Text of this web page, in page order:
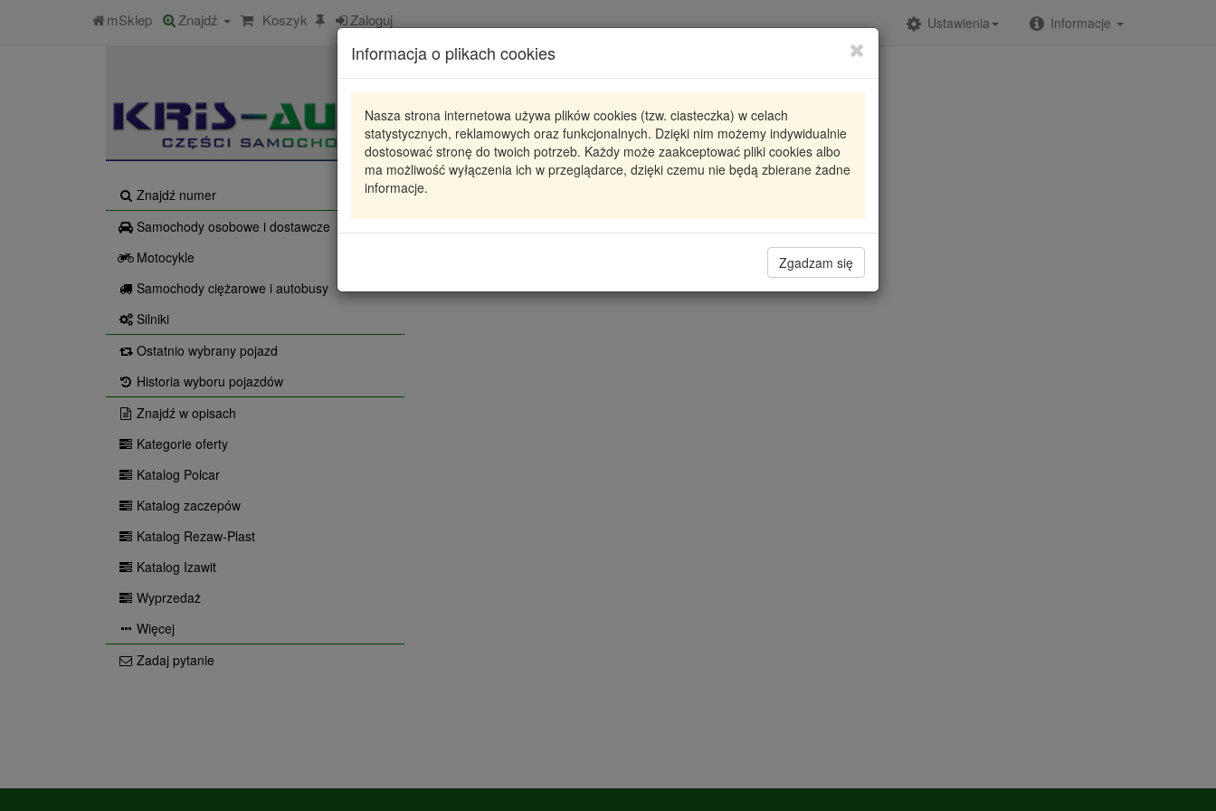
mSklep Znajdź Koszyk Zaloguj Informacje
Ustawienia
Informacja o plikach cookies
Nasza strona internetowa używa plików cookies (tzw. ciasteczka) w celach
statystycznych, reklamowych oraz funkcjonalnych. Dzięki nim możemy indywidualnie
dostosować stronę do twoich potrzeb. Każdy może zaakceptować pliki cookies albo
ma możliwość wyłączenia ich w przeglądarce, dzięki czemu nie będą zbierane żadne
informacje.
Zgadzam się
Znajdź numer
Samochody osobowe i dostawcze
Motocykle
Samochody ciężarowe i autobusy
Silniki
Ostatnio wybrany pojazd
Historia wyboru pojazdów
Znajdź w opisach
Kategorie oferty
Katalog Polcar
Katalog zaczepów
Katalog Rezaw-Plast
Katalog Izawit
Wyprzedaż
Więcej
Zadaj pytanie
Karta produktu
0001107413 BOSCH
ROZRUSZNIK 12 V
Radzyń 0